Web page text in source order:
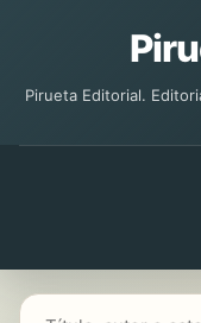
Pirueta Editorial.